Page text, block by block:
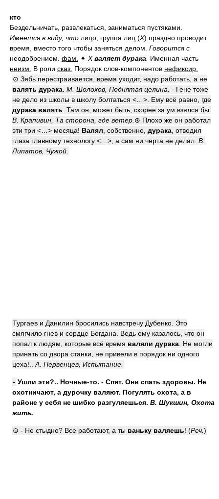
кто
Бездельничать, развлекаться, заниматься пустяками.
Имеется в виду, что лицо, группа лиц (Х) праздно проводит
время, вместо того чтобы заняться делом. Говорится с
неодобрением. фам. ✦ Х валяет дурака
Именная часть
неизм.
В роли сказ. Порядок слов-компонентов нефиксир.
⊙ Зябь перестраивается, время уходит, надо работать, а не
валять дурака М. Шолохов, Поднятая целина. - Гене тоже
не дело из школы в школу болтаться <…>. Ему всё равно, где
дурака валять . Там он, может быть, скорее за ум взялся бы.
В. Крапивин, Та сторона, где ветер. ⊛ Плохо же он работал
эти три <…> месяца! Валял , собственно, дурака , отводил
глаза главному технологу <…>, а сам ни черта не делал. В.
Липатов, Чужой.
Тургаев и Данилин бросились навстречу Дубенко. Это
смягчило гнев и сердце Богдана. Ведь ему казалось, что он
попал к людям, которые всё время валяли дурака . Не могли
принять со двора станки, не привели в порядок ни одного
цеха!.. А. Первенцев, Испытание.
- Ушли эти?.. Ночные-то. - Спят. Они спать здоровы. Не
охотничают, а дурочку валяют. Погулять охота, а в
районе у себя не шибко разгуляешься. В. Шукшин, Охота
жить.
⊜ - Не стыдно? Все работают, а ты ваньку валяешь! (Реч. )